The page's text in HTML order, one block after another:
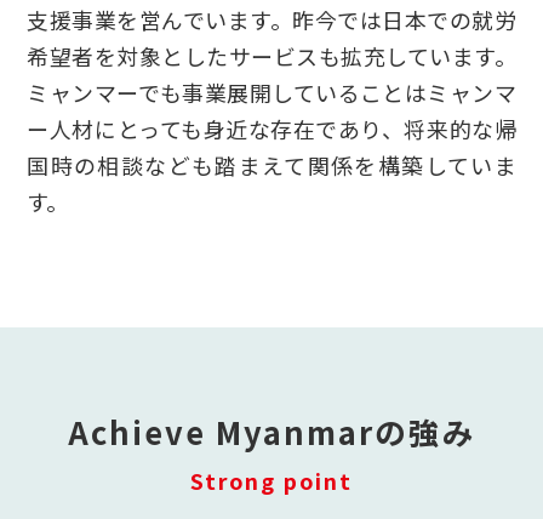
支援事業を営んでいます。昨今では日本での就労
希望者を対象としたサービスも拡充しています。
ミャンマーでも事業展開していることはミャンマ
ー人材にとっても身近な存在であり、将来的な帰
国時の相談なども踏まえて関係を構築していま
す。
Achieve Myanmarの強み
Strong point